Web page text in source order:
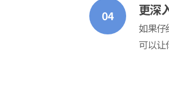
04 更深
如果仔
可以让